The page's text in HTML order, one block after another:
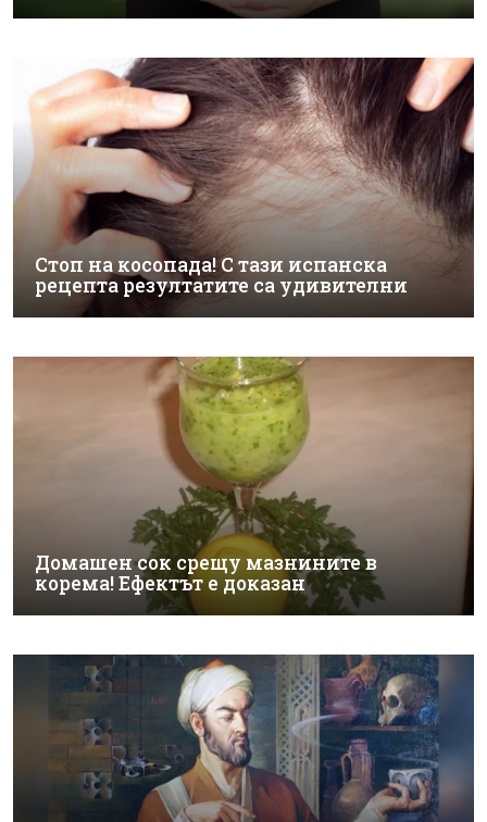
Стоп на косопада! С тази испанска
рецепта резултатите са удивителни
Домашен сок срещу мазнините в
корема! Ефектът е доказан